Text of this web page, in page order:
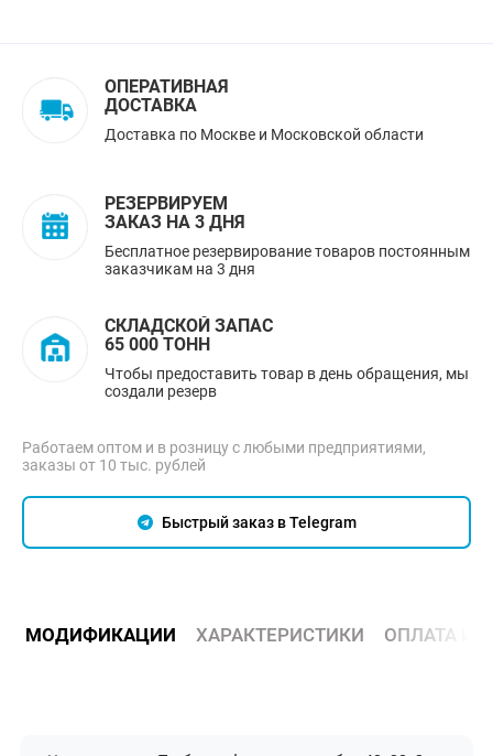
ОПЕРАТИВНАЯ
ДОСТАВКА
Доставка по Москве и Московской области
РЕЗЕРВИРУЕМ
ЗАКАЗ НА 3 ДНЯ
Бесплатное резервирование товаров постоянным
заказчикам на 3 дня
СКЛАДСКОЙ ЗАПАС
65 000 ТОНН
Чтобы предоставить товар в день обращения, мы
создали резерв
Работаем оптом и в розницу с любыми предприятиями,
заказы от 10 тыс. рублей
Быстрый заказ в Telegram
МОДИФИКАЦИИ ХАРАКТЕРИСТИКИ ОПЛАТА И